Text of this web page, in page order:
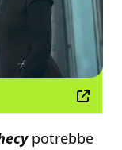
potrebbe